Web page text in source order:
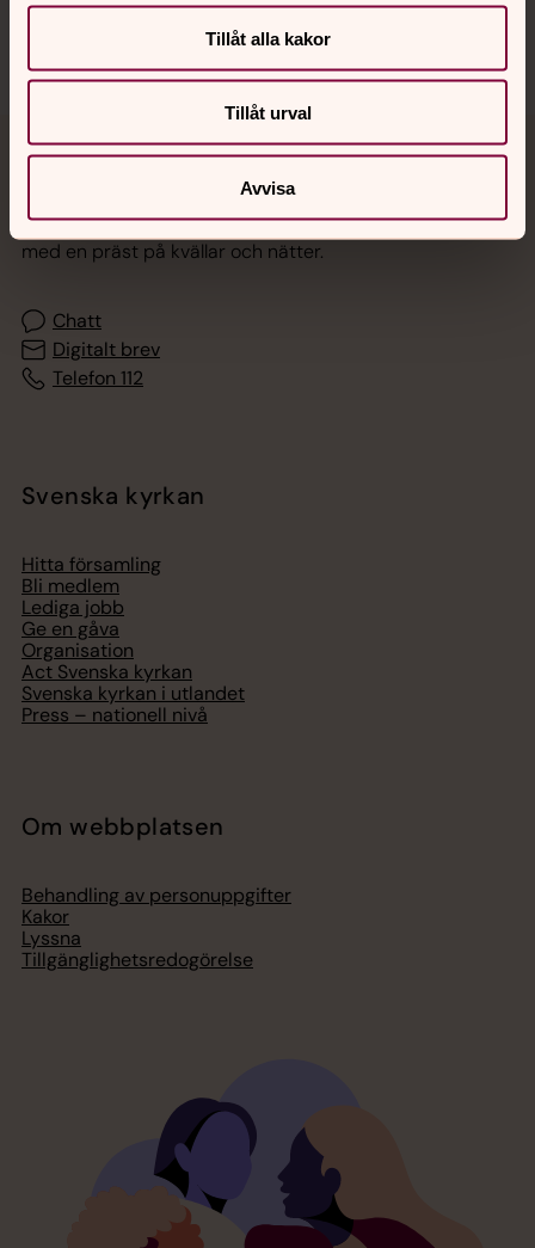
Tillåt alla kakor
Tillåt urval
Avvisa
Akut samtals- och krisstöd. Prata eller chatta anonymt
med en präst på kvällar och nätter.
Chatt
Digitalt brev
Telefon 112
Svenska kyrkan
Hitta församling
Bli medlem
Lediga jobb
Ge en gåva
Organisation
Act Svenska kyrkan
Svenska kyrkan i utlandet
Press – nationell nivå
Om webbplatsen
Behandling av personuppgifter
Kakor
Lyssna
Tillgänglighetsredogörelse